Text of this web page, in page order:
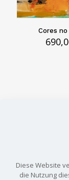
Cores
Diese Website
die Nutzung